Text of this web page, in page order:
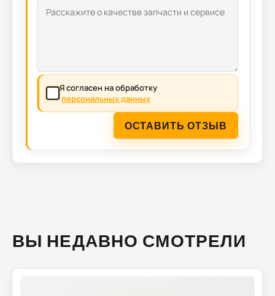
Я согласен на обработку
персональных данных
ОСТАВИТЬ ОТЗЫВ
ВЫ НЕДАВНО СМОТРЕЛИ